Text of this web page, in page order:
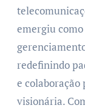
emergiu
redefinindo
e colaboração
visionária.